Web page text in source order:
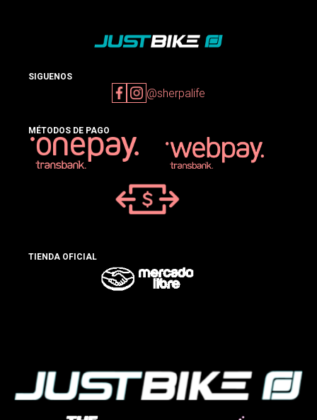
SIGUENOS
@sherpalife
MÉTODOS DE PAGO
TIENDA OFICIAL